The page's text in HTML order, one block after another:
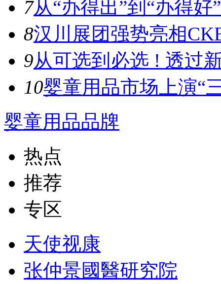
7从“办得出”到“办得好
8汉川展团强势亮相
9从可选到必选 ! 透过
10婴童用品市场上演“
婴童用品品牌
热点
推荐
专区
天使视康
张仲景國醫研究院